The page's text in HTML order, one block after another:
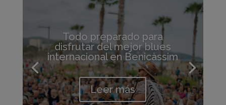
Todo preparado para
disfrutar del mejor blues
internacional en Benicàssim
Leer más